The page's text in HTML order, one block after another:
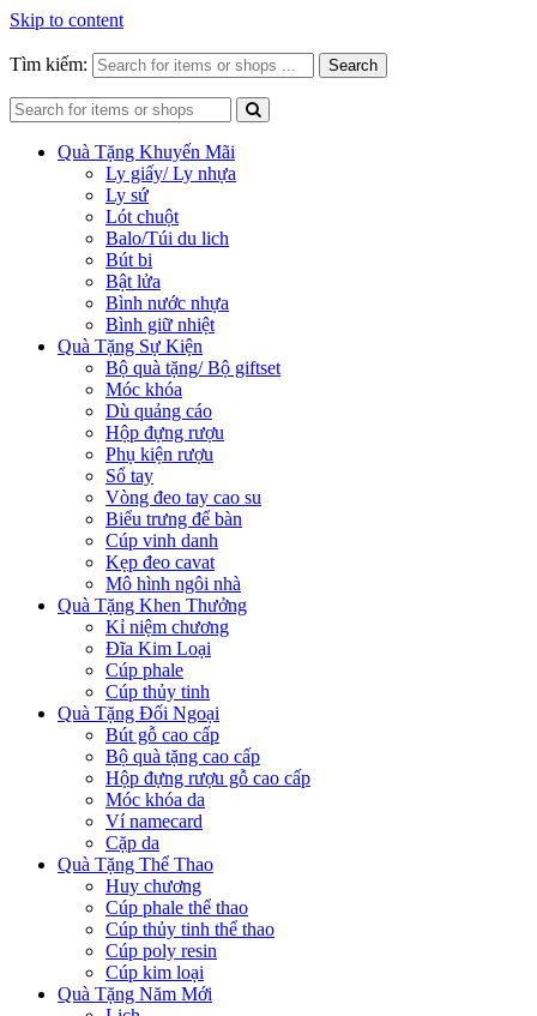
Skip to content
Tìm kiếm: Search
Quà Tặng Khuyến Mãi
Ly giấy/ Ly nhựa
Ly sứ
Lót chuột
Balo/Túi du lich
Bút bi
Bật lửa
Bình nước nhựa
Bình giữ nhiệt
Quà Tặng Sự Kiện
Bộ quà tặng/ Bộ giftset
Móc khóa
Dù quảng cáo
Hộp đựng rượu
Phụ kiện rượu
Sổ tay
Vòng đeo tay cao su
Biểu trưng để bàn
Cúp vinh danh
Kẹp đeo cavat
Mô hình ngôi nhà
Quà Tặng Khen Thưởng
Kỉ niệm chương
Đĩa Kim Loại
Cúp phale
Cúp thủy tinh
Quà Tặng Đối Ngoại
Bút gỗ cao cấp
Bộ quà tặng cao cấp
Hộp đựng rượu gỗ cao cấp
Móc khóa da
Ví namecard
Cặp da
Quà Tặng Thể Thao
Huy chương
Cúp phale thể thao
Cúp thủy tinh thể thao
Cúp poly resin
Cúp kim loại
Quà Tặng Năm Mới